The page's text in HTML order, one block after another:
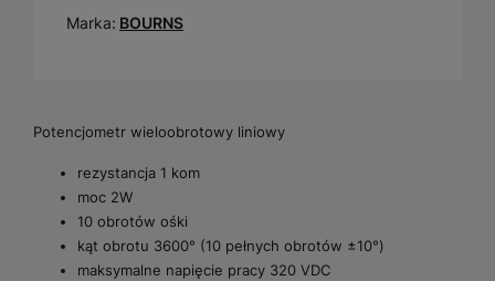
Marka: BOURNS
Potencjometr wieloobrotowy liniowy
rezystancja 1 kom
moc 2W
10 obrotów ośki
kąt obrotu 3600° (10 pełnych obrotów ±10°)
maksymalne napięcie pracy 320 VDC